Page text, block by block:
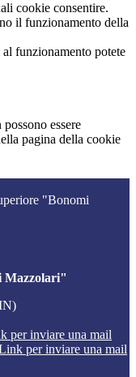
cookie consentire.
il funzionamento della
funzionamento potete
essere
pagina della cookie
"Bonomi
Mazzolari"
per inviare una mail
per inviare una mail